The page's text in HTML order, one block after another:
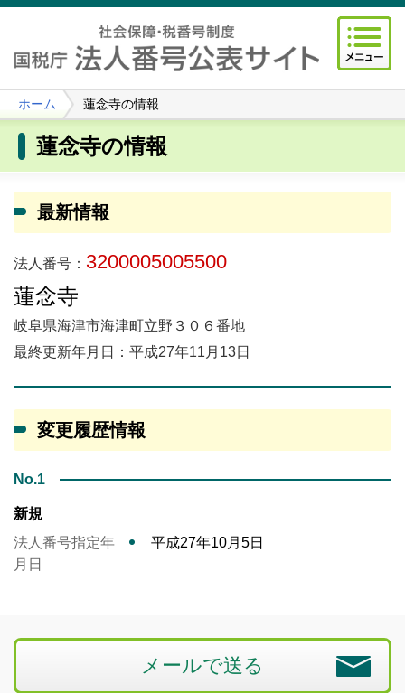
ホーム 蓮念寺の情報
蓮念寺の情報
最新情報
法人番号： 3200005005500
蓮念寺
岐阜県海津市海津町立野３０６番地
最終更新年月日：平成27年11月13日
変更履歴情報
No.1
新規
法人番号指定年
月日
平成27年10月5日
メールで送る